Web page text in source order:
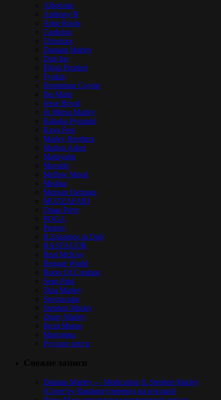
Alborosie
Anthony B
Arise Roots
Capleton
Chronixx
Damian Marley
Dub Inc
Elijah Prophet
Fyakin
Hornsman Coyote
Iba Mahr
Jesse Royal
Jo Mersa Marley
Kabaka Pyramid
Kaya Fest
Marley Brothers
Marlon Asher
Matisyahu
Mavado
Mellow Mood
Mishka
Morgan Heritage
MUZZAFARI
Omar Perry
POGA
Protoje
R.Esistence in Dub
RASTAGOR
Real McKoy
Reggae World
Roots Of Creation
Sean Paul
Skip Marley
Spectacular
Stephen Marley
Ziggy Marley
Коля Маню
Марлины
Русское регги
Damian Marley — Medication ft. Stephen Marley
(Cover by Rastagor) перевод на русский